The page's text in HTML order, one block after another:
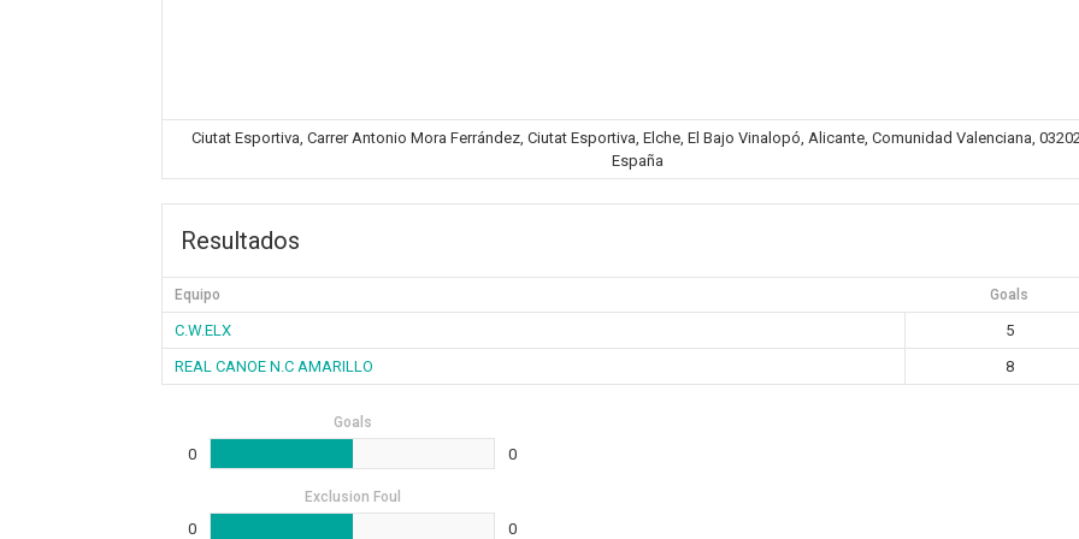
Ciutat Esportiva, Carrer Antonio Mora Ferrández, Ciutat Esportiva, Elche, El Bajo Vinalopó, Alicante, Comunidad Valenciana,
España
Resultados
Equipo Goals
C.W.ELX
5
REAL CANOE N.C AMARILLO
8
Goals
0 0
Exclusion Foul
0 0